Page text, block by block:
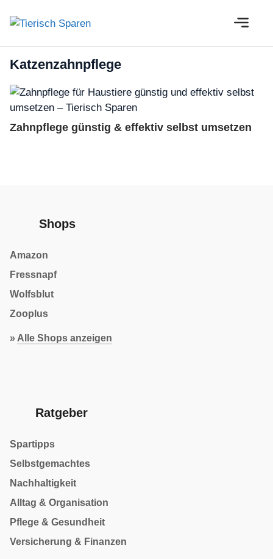
Inhalt
Katzenzahnpflege
Zahnpflege günstig & effektiv selbst umsetzen
Shops
Amazon
Fressnapf
Wolfsblut
Zooplus
» Alle Shops anzeigen
Ratgeber
Spartipps
Selbstgemachtes
Nachhaltigkeit
Alltag & Organisation
Pflege & Gesundheit
Versicherung & Finanzen